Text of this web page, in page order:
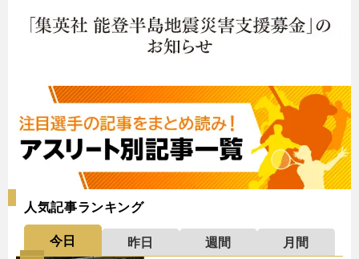
人気記事ランキング
今日 昨日 週間
月間